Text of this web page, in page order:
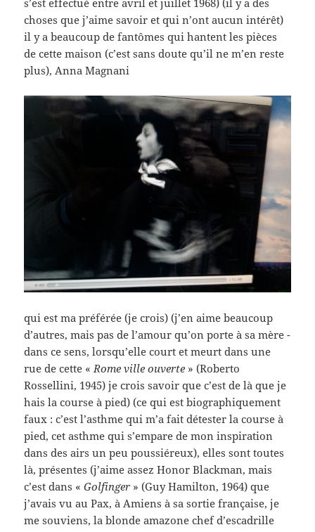
choses que j’aime savoir et qui n’ont aucun intérêt)
il y a beaucoup de fantômes qui hantent les pièces
de cette maison (c’est sans doute qu’il ne m’en reste
plus), Anna Magnani
qui est ma préférée (je crois) (j’en aime beaucoup
d’autres, mais pas de l’amour qu’on porte à sa mère -
dans ce sens, lorsqu’elle court et meurt dans une
rue de cette « Rome ville ouverte » (Roberto
Rossellini, 1945) je crois savoir que c’est de là que je
hais la course à pied) (ce qui est biographiquement
faux : c’est l’asthme qui m’a fait détester la course à
pied, cet asthme qui s’empare de mon inspiration
dans des airs un peu poussiéreux), elles sont toutes
là, présentes (j’aime assez Honor Blackman, mais
c’est dans «Golfinger » (Guy Hamilton, 1964) que
j’avais vu au Pax, à Amiens à sa sortie française, je
me souviens, la blonde amazone chef d’escadrille